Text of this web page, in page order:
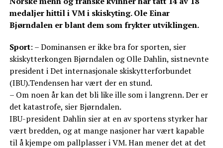
medaljer hittil i VM i skiskyting. Ole Einar
Bjørndalen er blant dem som frykter utviklingen.
Sport: – Dominansen er ikke bra for sporten, sier
skiskytterkongen Bjørndalen og Olle Dahlin, sistnevnte
president i Det internasjonale skiskytterforbundet
(IBU).Tendensen har vært der en stund.
– Om noen år kan det bli like ille som i langrenn. Der er
det katastrofe, sier Bjørndalen.
IBU-president Dahlin sier at en av sportens styrker har
vært bredden, og at mange nasjoner har vært kapable
til å kjempe om pallplasser i VM. Han mener det at det